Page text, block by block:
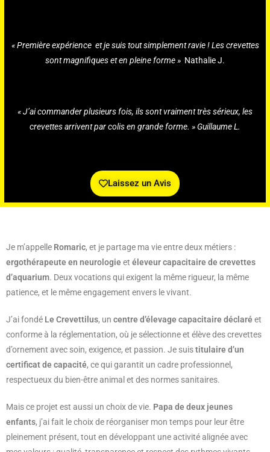
« Première expérience et je suis tout simplement ravie ! Les crevettes
sont magnifiques et en pleine forme » Nathalie J.
« J’ai commander plusieurs fois, ils sont vraiment très sérieux, les
crevettes arrivent par colis en grande forme. » Guillaume L.
Laissez un Avis
Je m’appelle Romaric, et je partage ma vie entre deux métiers :
ergothérapeute en neurologie et éleveur capacitaire de crevettes
d’aquarium. Deux vocations qui exigent la même rigueur, la même
patience, et le même engagement envers le vivant.
J’ai fondé Le Crevettilus, un centre d’élevage capacitaire déclaré et
conforme à la réglementation, où je sélectionne et élève des crevettes
d’ornement avec soin, exigence, et passion. Je suistitulaire d’un
certificat de capacité, ce qui garantit un cadre professionnel,
respectueux du bien-être animal et des normes sanitaires.
Mais ce projet est aussi un choix de vie. Papa de deux jeunes
enfants, j’ai fait le choix de réorganiser mon temps pour leur être
pleinement présent, tout en développant une activité alignée avec